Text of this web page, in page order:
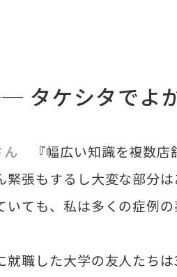
タケシタでよ
ん 『幅広い知識を複数店
緊張もするし大変な部分
いても、私は多くの症例
就職した大学の友人たち